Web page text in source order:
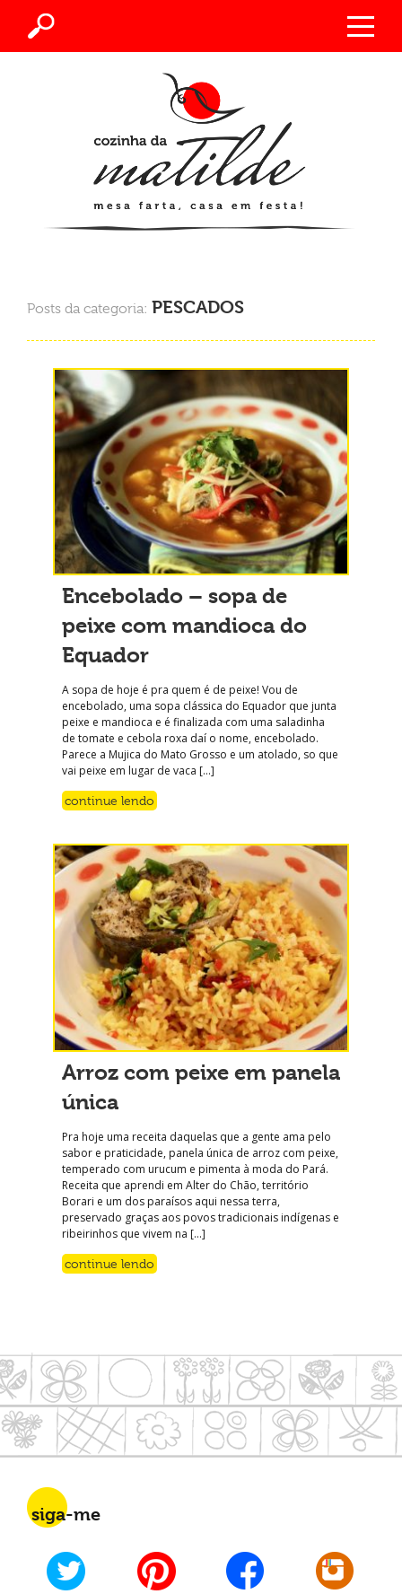
Posts da categoria: PESCADOS
Encebolado – sopa de
peixe com mandioca do
Equador
A sopa de hoje é pra quem é de peixe! Vou de
encebolado, uma sopa clássica do Equador que junta
peixe e mandioca e é finalizada com uma saladinha
de tomate e cebola roxa daí o nome, encebolado.
Parece a Mujica do Mato Grosso e um atolado, so que
vai peixe em lugar de vaca […]
continue lendo
Arroz com peixe em panela
única
Pra hoje uma receita daquelas que a gente ama pelo
sabor e praticidade, panela única de arroz com peixe,
temperado com urucum e pimenta à moda do Pará.
Receita que aprendi em Alter do Chão, território
Borari e um dos paraísos aqui nessa terra,
preservado graças aos povos tradicionais indígenas e
ribeirinhos que vivem na […]
continue lendo
siga-me